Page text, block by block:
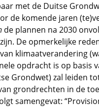
met de Duitse
de komende jaren
de plannen na 2030
De opmerkelijke
klimaatverandering
opdracht is op basis
Grondwet) zal leiden
grondrechten in de
samengevat: